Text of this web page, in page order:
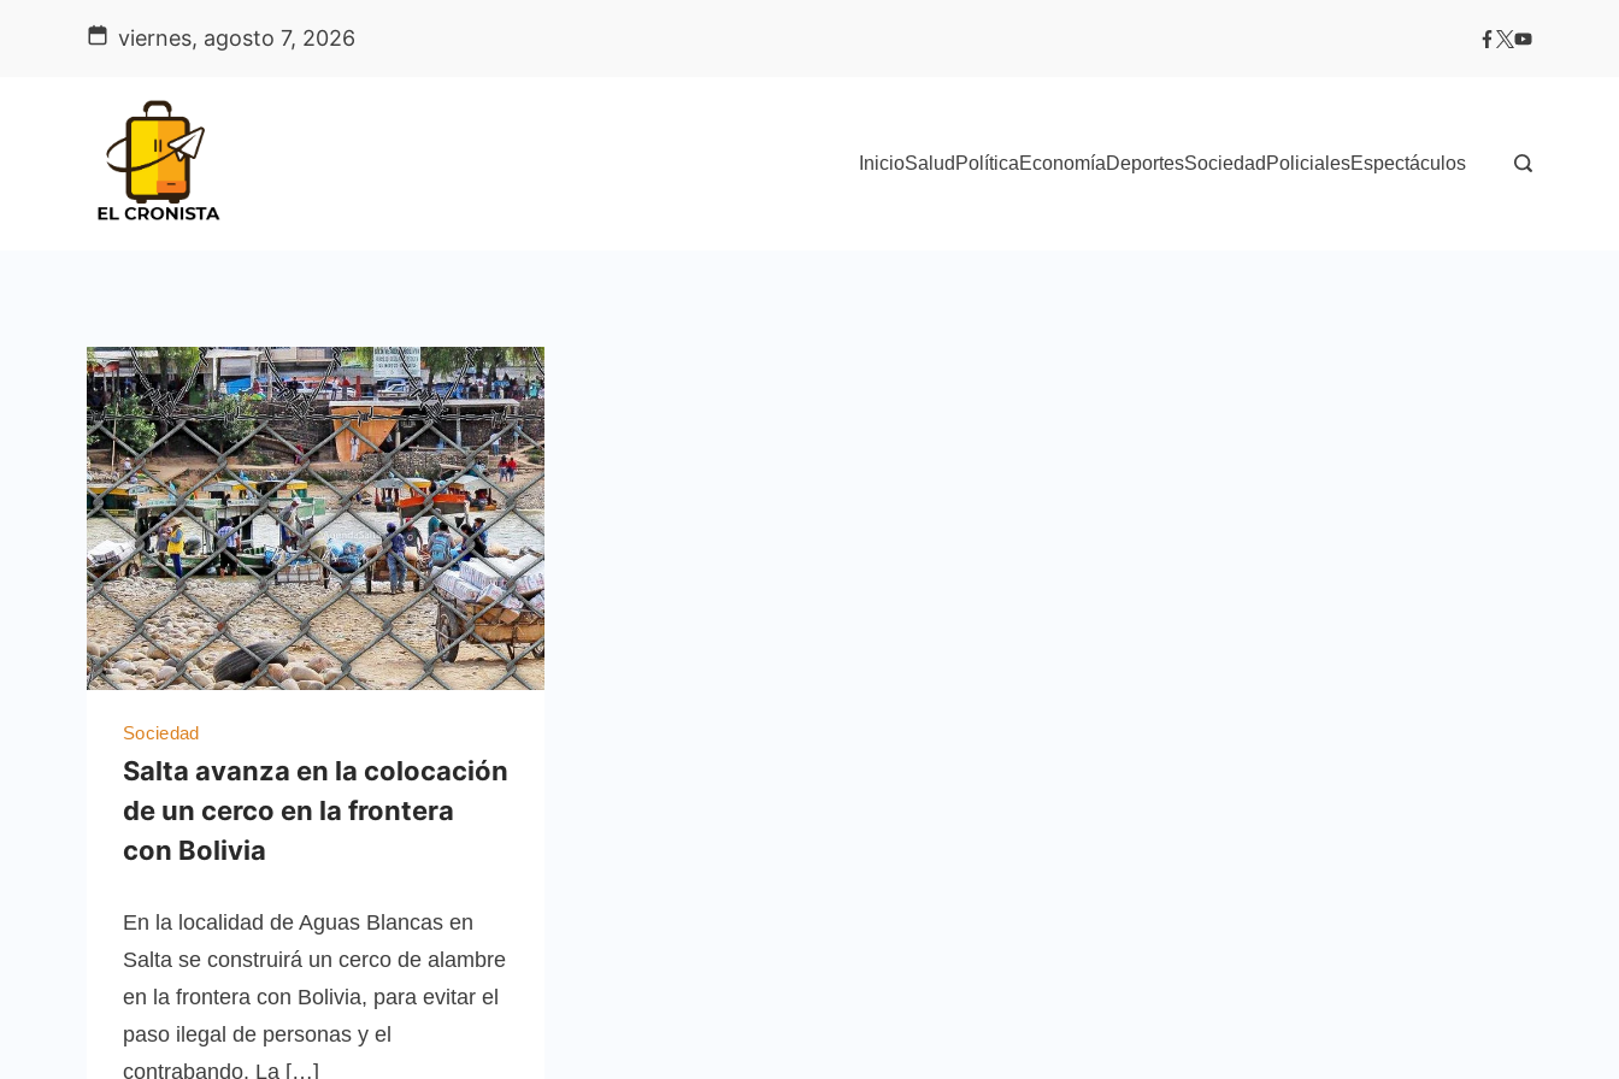
viernes, agosto 7, 2026
InicioSalud PolíticaEconomíaDeportesSociedad PolicialesEspectáculos
Sociedad
Salta avanza en la colocación
de un cerco en la frontera
con Bolivia
En la localidad de Aguas Blancas en
Salta se construirá un cerco de alambre
en la frontera con Bolivia, para evitar el
paso ilegal de personas y el
contrabando. La […]